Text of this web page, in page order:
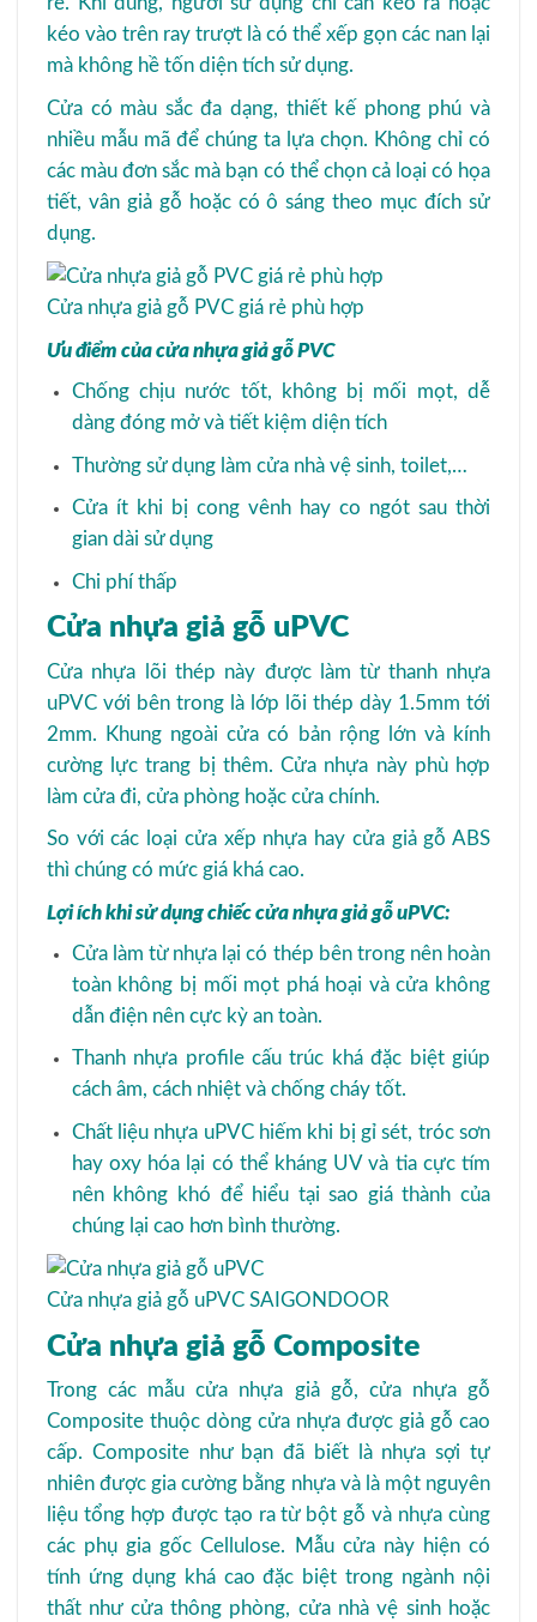
kéo vào trên ray trượt là có thể xếp gọn các nan lại
mà không hề tốn diện tích sử dụng.
Cửa có màu sắc đa dạng, thiết kế phong phú và
nhiều mẫu mã để chúng ta lựa chọn. Không chỉ có
các màu đơn sắc mà bạn có thể chọn cả loại có họa
tiết, vân giả gỗ hoặc có ô sáng theo mục đích sử
dụng.
Cửa nhựa giả gỗ PVC giá rẻ phù hợp
Ưu điểm của cửa nhựa giả gỗ PVC
Chống chịu nước tốt, không bị mối mọt, dễ
dàng đóng mở và tiết kiệm diện tích
Thường sử dụng làm cửa nhà vệ sinh, toilet,…
Cửa ít khi bị cong vênh hay co ngót sau thời
gian dài sử dụng
Chi phí thấp
Cửa nhựa giả gỗ uPVC
Cửa nhựa lõi thép này được làm từ thanh nhựa
uPVC với bên trong là lớp lõi thép dày 1.5mm tới
2mm. Khung ngoài cửa có bản rộng lớn và kính
cường lực trang bị thêm. Cửa nhựa này phù hợp
làm cửa đi, cửa phòng hoặc cửa chính.
So với các loại cửa xếp nhựa hay cửa giả gỗ ABS
thì chúng có mức giá khá cao.
Lợi ích khi sử dụng chiếc cửa nhựa giả gỗ uPVC:
Cửa làm từ nhựa lại có thép bên trong nên hoàn
toàn không bị mối mọt phá hoại và cửa không
dẫn điện nên cực kỳ an toàn.
Thanh nhựa profile cấu trúc khá đặc biệt giúp
cách âm, cách nhiệt và chống cháy tốt.
Chất liệu nhựa uPVC hiếm khi bị gỉ sét, tróc sơn
hay oxy hóa lại có thể kháng UV và tia cực tím
nên không khó để hiểu tại sao giá thành của
chúng lại cao hơn bình thường.
Cửa nhựa giả gỗ uPVC SAIGONDOOR
Cửa nhựa giả gỗ Composite
Trong các mẫu cửa nhựa giả gỗ, cửa nhựa gỗ
Composite thuộc dòng cửa nhựa được giả gỗ cao
cấp. Composite như bạn đã biết là nhựa sợi tự
nhiên được gia cường bằng nhựa và là một nguyên
liệu tổng hợp được tạo ra từ bột gỗ và nhựa cùng
các phụ gia gốc Cellulose. Mẫu cửa này hiện có
tính ứng dụng khá cao đặc biệt trong ngành nội
thất như cửa thông phòng, cửa nhà vệ sinh hoặc